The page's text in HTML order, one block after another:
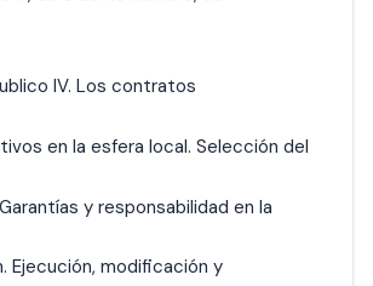
IV. Los contratos
en la esfera local. Selección del
y responsabilidad en la
Ejecución, modificación y